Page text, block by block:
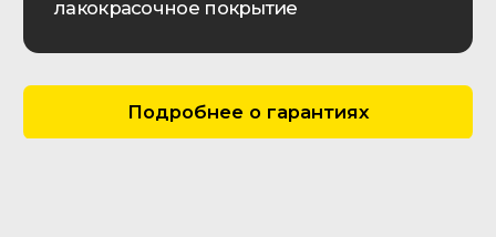
Проверка истории автомобиля
ОСАГО | КАСКО
Импорт автомобилей